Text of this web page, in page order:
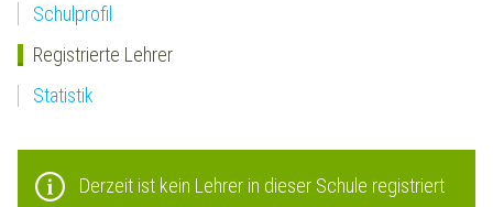
Schulprofil
Registrierte Lehrer
Statistik
Derzeit ist kein Lehrer in dieser Schule registriert